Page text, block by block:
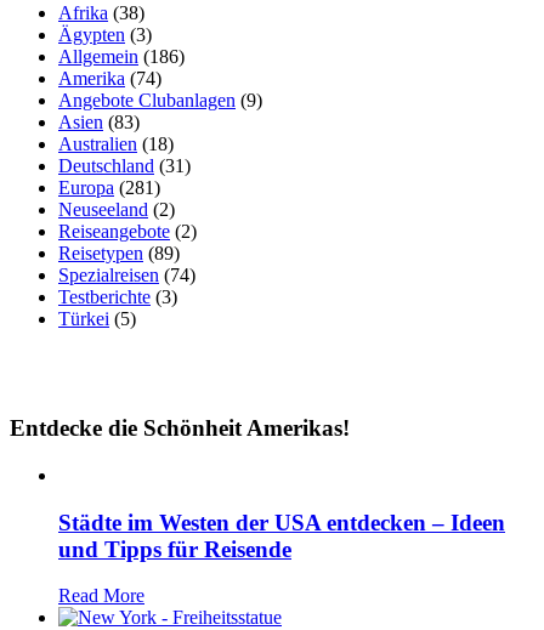
Afrika (38)
Ägypten (3)
Allgemein (186)
Amerika (74)
Angebote Clubanlagen (9)
Asien (83)
Australien (18)
Deutschland (31)
Europa (281)
Neuseeland (2)
Reiseangebote (2)
Reisetypen (89)
Spezialreisen (74)
Testberichte (3)
Türkei (5)
Entdecke die Schönheit Amerikas!
Städte im Westen der USA entdecken – Ideen
und Tipps für Reisende
Read More